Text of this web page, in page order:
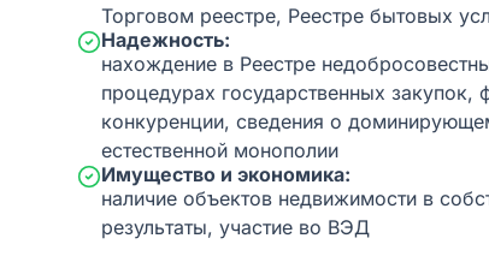
Торговом реестре, Реестре бытовых
Надежность:
нахождение в Реестре
процедурах государственных закупок,
конкуренции, сведения о
естественной монополии
Имущество и экономика:
наличие объектов недвижимости в
результаты, участие во ВЭД